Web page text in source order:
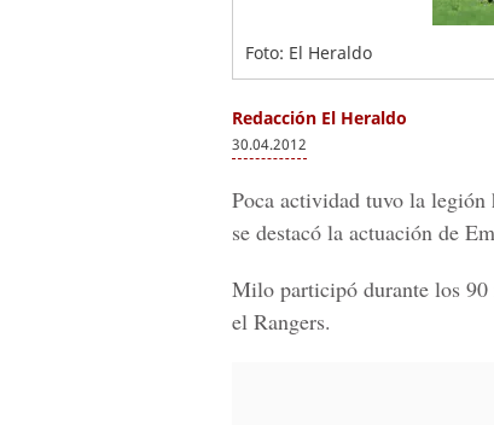
Foto: El Heraldo
Redacción El Heraldo
30.04.2012
Poca actividad tuvo la legión
se destacó la actuación de
Milo participó durante los 90
el Rangers.